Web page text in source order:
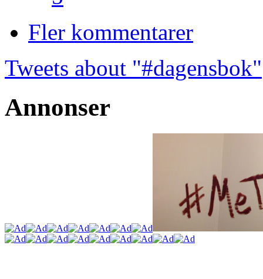
Fler kommentarer
Tweets about "#dagensbok"
Annonser